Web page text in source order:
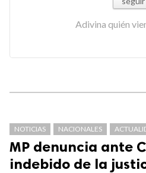
Adivina quién
NOTICIAS NACIONALES
MP denuncia ante
indebido de la